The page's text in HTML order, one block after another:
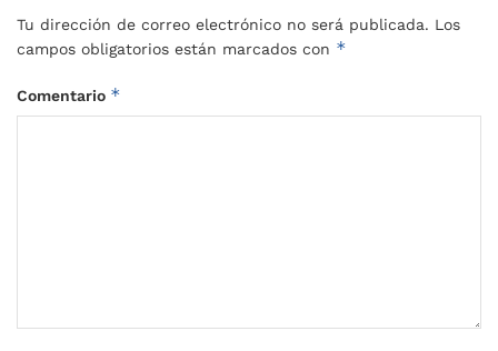
Tu dirección de correo electrónico no será publicada. Los
campos obligatorios están marcados con *
Comentario *